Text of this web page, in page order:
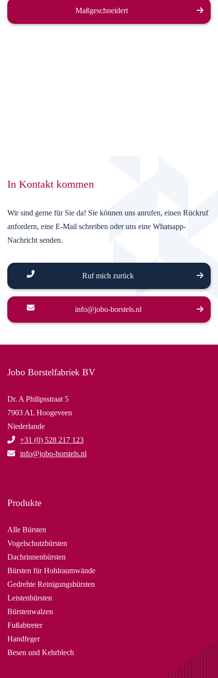
Maßgeschneidert
In Kontakt kommen
Wir sind gerne für Sie da! Sie können uns anrufen, einen Rückruf
anfordern, eine E-Mail schreiben oder uns eine Whatsapp-
Nachricht senden.
Ruf mich zurück
info@jobo-borstels.nl
Jobo Borstelfabriek BV
Dr. A Philipsstraat 5
7903 AL Hoogeveen
Niederlande
+31 (0) 528 217 123
info@jobo-borstels.nl
Produkte
Alle Bürsten
Vogelschutzbürsten
Dachrinnenbürsten
Bürsten für Hohlraumwände
Gedrehte Reinigungsbürsten
Leistenbürsten
Bürstenwalzen
Fußabtreter
Handfeger
Besen und Kehrblech